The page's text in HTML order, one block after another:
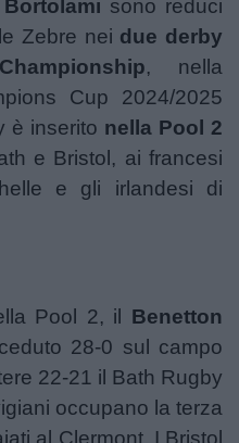
sono reduci
Zebre nei due derby
, nella
Cup 2024/2025
è inserito nella Pool 2
e Bristol, ai francesi
e gli irlandesi di
Pool 2, il Benetton
28-0 sul campo
22-21 il Bath Rugby
occupano la terza
al Clermont. I Bristol